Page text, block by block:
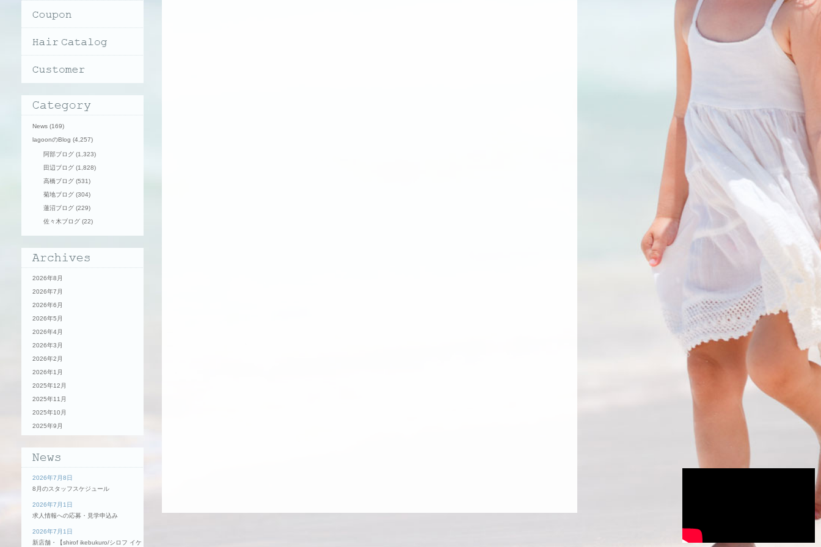
News (169)
lagoonのBlog (4,257)
阿部ブログ (1,323)
田辺ブログ (1,828)
高橋ブログ (531)
菊地ブログ (304)
蓮沼ブログ (229)
佐々木ブログ (22)
2026年8月
2026年7月
2026年6月
2026年5月
2026年4月
2026年3月
2026年2月
2026年1月
2025年12月
2025年11月
2025年10月
2025年9月
2026年7月8日
8月のスタッフスケジュール
2026年7月1日
求人情報への応募・見学申込み
2026年7月1日
新店舗・【shirof ikebukuro/シロフ イケ